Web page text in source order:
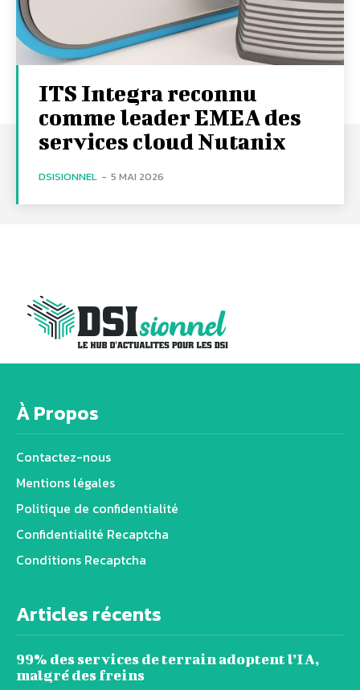
ITS Integra reconnu
comme leader EMEA des
services cloud Nutanix
DSISIONNEL - 5 MAI 2026
À Propos
Contactez-nous
Mentions légales
Politique de confidentialité
Confidentialité Recaptcha
Conditions Recaptcha
Articles récents
99% des services de terrain adoptent l’IA,
malgré des freins